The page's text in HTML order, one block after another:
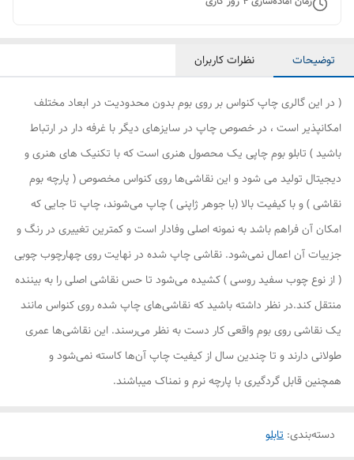
توضیحات نظرات کاربران
( در این گالری چاپ کنواس بر روی بوم بدون محدودیت در ابعاد مختلف
امکانپذیر است ، در خصوص چاپ در سایزهای دیگر با غرفه دار در ارتباط
باشید ) تابلو بوم چاپی یک محصول هنری است که با تکنیک های هنری و
دیجیتال تولید می شود و این نقاشی‌ها روی کنواس مخصوص ( پارچه بوم
نقاشی ) و با کیفیت بالا (با جوهر ژاپنی ) چاپ می‌شوند، چاپ تا جایی که
امکان آن فراهم باشد به نمونه اصلی وفادار است و کمترین تغییری در رنگ و
جزییات آن اعمال نمی‌شود. نقاشی چاپ شده در نهایت روی چهارچوب چوبی
( از نوع چوب سفید روسی ) کشیده می‌شود تا حس نقاشی اصلی را به بیننده
منتقل کند.در نظر داشته باشید که نقاشی‌های چاپ شده روی کنواس مانند
یک نقاشی روی بوم واقعی کار دست به نظر می‌رسند. این نقاشی‌ها عمری
طولانی دارند و تا چندین سال از کیفیت چاپ آن‌ها کاسته نمی‌شود و
همچنین قابل گردگیری با پارچه نرم و نمناک میباشند.
دسته‌بندی: تابلو